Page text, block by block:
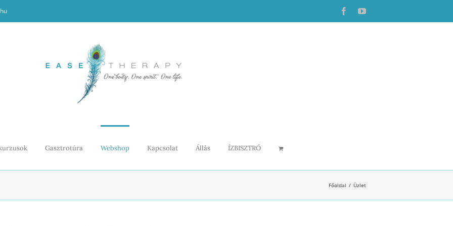
FacebookYouTube
Gasztrotúra Webshop Kapcsolat Állás ÍZBISZTRÓ
Főoldal Üzlet